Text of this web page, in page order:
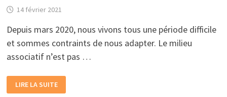
14 février 2021
Depuis mars 2020, nous vivons tous une période difficile
et sommes contraints de nous adapter. Le milieu
associatif n’est pas …
COVID
LIRE LA SUITE